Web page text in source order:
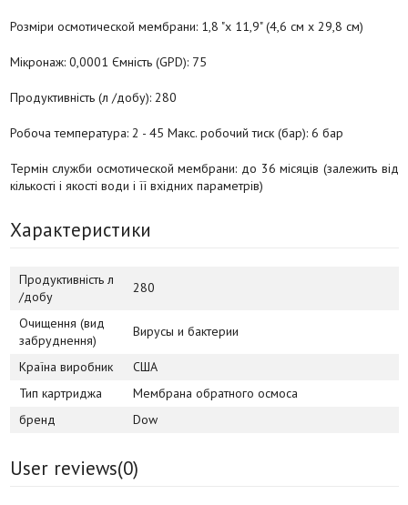
Розміри осмотической мембрани: 1,8 "х 11,9" (4,6 см х 29,8 см)
Мікронаж: 0,0001 Ємність (GPD): 75
Продуктивність (л /добу): 280
Робоча температура: 2 - 45 Макс. робочий тиск (бар): 6 бар
Термін служби осмотической мембрани: до 36 місяців (залежить від
кількості і якості води і її вхідних параметрів)
Характеристики
Продуктивність л
/добу
280
Очищення (вид
забруднення)
Вирусы и бактерии
Країна виробник
США
Тип картриджа
Мембрана обратного осмоса
бренд
Dow
User reviews(0)